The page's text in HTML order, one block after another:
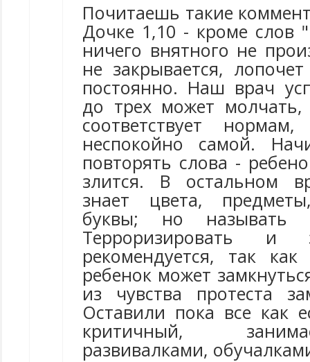
Почитаешь такие
Дочке 1,10 - кроме слов
ничего внятного не
не закрывается,
постоянно. Наш врач
до трех может молчать,
соответствует
неспокойно самой.
повторять слова -
злится. В остальном
знает цвета,
буквы; но называть
Терроризировать и
рекомендуется, так
ребенок может
из чувства протеста
Оставили пока все как
критичный,
развивалками,